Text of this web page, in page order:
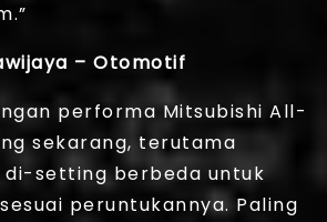
– Otomotif
performa Mitsubishi All-
sekarang, terutama
di-setting berbeda untuk
peruntukannya. Paling